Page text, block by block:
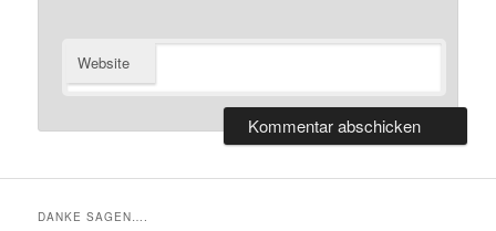
Website
DANKE SAGEN….